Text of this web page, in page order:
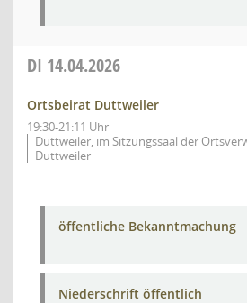
DI 14.04.2026
Ortsbeirat Duttweiler
19:30-21:11 Uhr
Duttweiler, im Sitzungssaal der
Duttweiler
öffentliche Bekanntmachung
Niederschrift öffentlich